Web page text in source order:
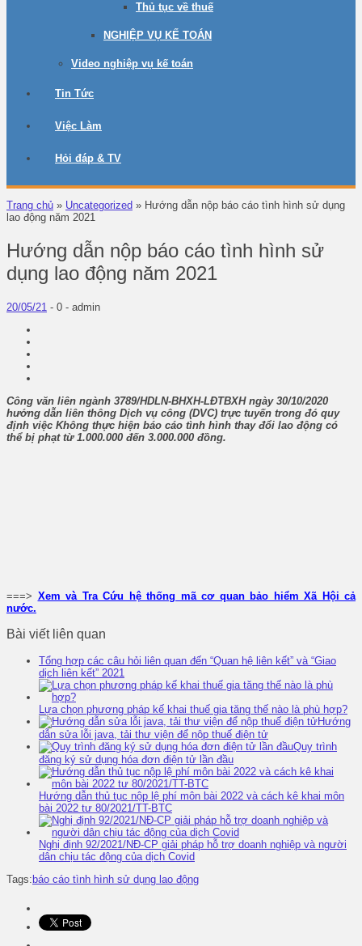
Thủ tục về thuế
NGHIỆP VỤ KẾ TOÁN
Video nghiệp vụ kế toán
Tin Tức
Việc Làm
Hỏi đáp & TV
Trang chủ » Uncategorized » Hướng dẫn nộp báo cáo tình hình sử dụng
lao động năm 2021
Hướng dẫn nộp báo cáo tình hình sử
dụng lao động năm 2021
20/05/21 - 0 - admin
Công văn liên ngành 3789/HDLN-BHXH-LĐTBXH ngày 30/10/2020
hướng dẫn liên thông Dịch vụ công (DVC) trực tuyến trong đó quy
định việc Không thực hiện báo cáo tình hình thay đổi lao động có
thể bị phạt từ 1.000.000 đến 3.000.000 đồng.
===> Xem và Tra Cứu hệ thống mã cơ quan bảo hiểm Xã Hội cả
nước.
Bài viết liên quan
Tổng hợp các câu hỏi liên quan đến “Quan hệ liên kết” và “Giao
dịch liên kết” 2021
Lựa chọn phương pháp kế khai thuế gia tăng thế nào là phù hợp?
Hướng
dẫn sửa lỗi java, tải thư viện để nộp thuế điện tử
Quy trình
đăng ký sử dụng hóa đơn điện tử lần đầu
Hướng dẫn thủ tục nộp lệ phí môn bài 2022 và cách kê khai môn
bài 2022 tư 80/2021/TT-BTC
Nghị định 92/2021/NĐ-CP giải pháp hỗ trợ doanh nghiệp và người
dân chịu tác động của dịch Covid
Tags: báo cáo tình hình sử dụng lao động